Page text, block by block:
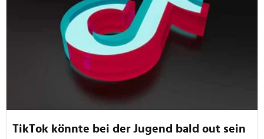
TikTok könnte bei der Jugend bald out sein